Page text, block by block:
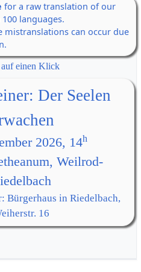
for a raw translation of our
languages.
mistranslations can occur due
einen Klick
Der Seelen
2026, 14h
Weilrod-
Bürgerhaus in Riedelbach,
16